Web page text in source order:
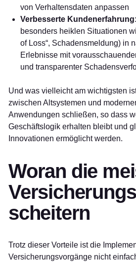
von Verhaltensdaten anpassen
Verbesserte Kundenerfahrung
besonders heiklen Situationen
of Loss“, Schadensmeldung) in
Erlebnisse mit
und transparenter
Und was vielleicht am wichtigsten
zwischen Altsystemen und
Anwendungen schließen, so dass
Geschäftslogik erhalten bleibt und
Innovationen ermöglicht werden.
Woran die
scheitern
Trotz dieser Vorteile ist die
Versicherungsvorgänge nicht